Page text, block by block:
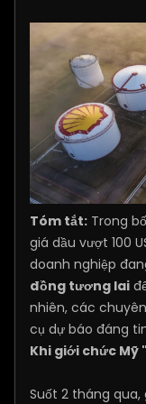
Tóm tắt: Trong
giá dầu vượt 100
doanh nghiệp
đồng tương lai
nhiên, các
cụ dự báo đáng
Khi giới chức
Suốt 2 tháng qua,